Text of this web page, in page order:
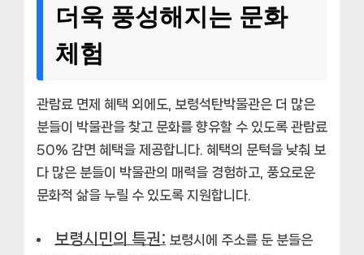
더욱 풍성해지는 문화
체험
관람료 면제 혜택 외에도, 보령석탄박물관은 더 많은
분들이 박물관을 찾고 문화를 향유할 수 있도록 관람료
50% 감면 혜택을 제공합니다. 혜택의 문턱을 낮춰 보
다 많은 분들이 박물관의 매력을 경험하고, 풍요로운
문화적 삶을 누릴 수 있도록 지원합니다.
보령시민의 특권: 보령시에 주소를 둔 분들은